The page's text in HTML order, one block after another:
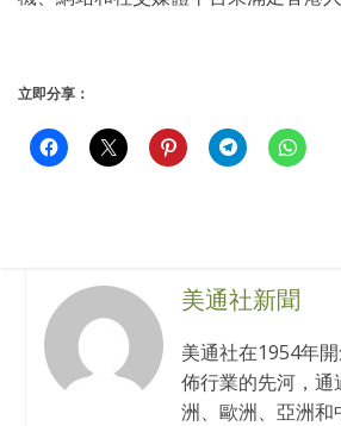
立即分享：
美通社新聞
美通社在1954年
佈行業的先河，通
洲、歐洲、亞洲